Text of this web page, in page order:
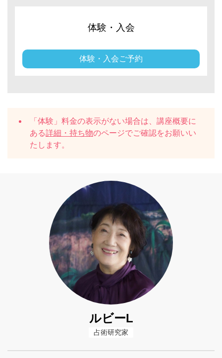
体験・入会
体験・入会ご予約
「体験」料金の表示がない場合は、講座概要に
ある詳細・持ち物のページでご確認をお願いい
たします。
ルビーL
占術研究家